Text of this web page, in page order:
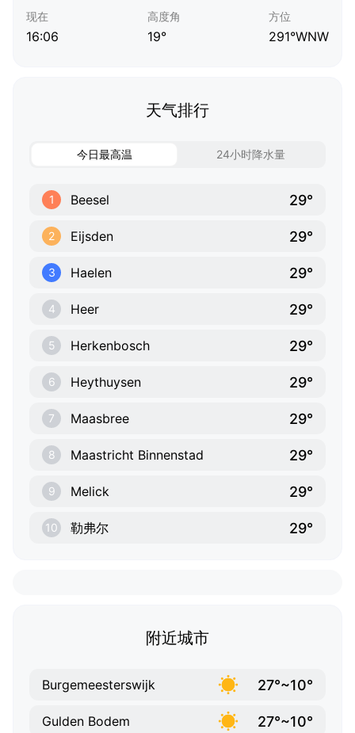
现在
16:06
高度角
19°
方位
291°WNW
天气排行
今日最高温 24小时降水量
1 Beesel 29°
2 Eijsden 29°
3 Haelen 29°
4 Heer 29°
5 Herkenbosch 29°
6 Heythuysen 29°
7 Maasbree 29°
8 Maastricht Binnenstad 29°
9 Melick 29°
10 勒弗尔 29°
附近城市
Burgemeesterswijk 27°~10°
Gulden Bodem 27°~10°